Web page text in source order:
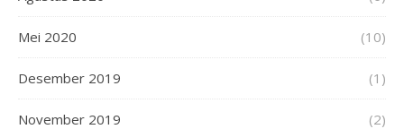
Mei 2020 (10)
Desember 2019 (1)
November 2019 (2)